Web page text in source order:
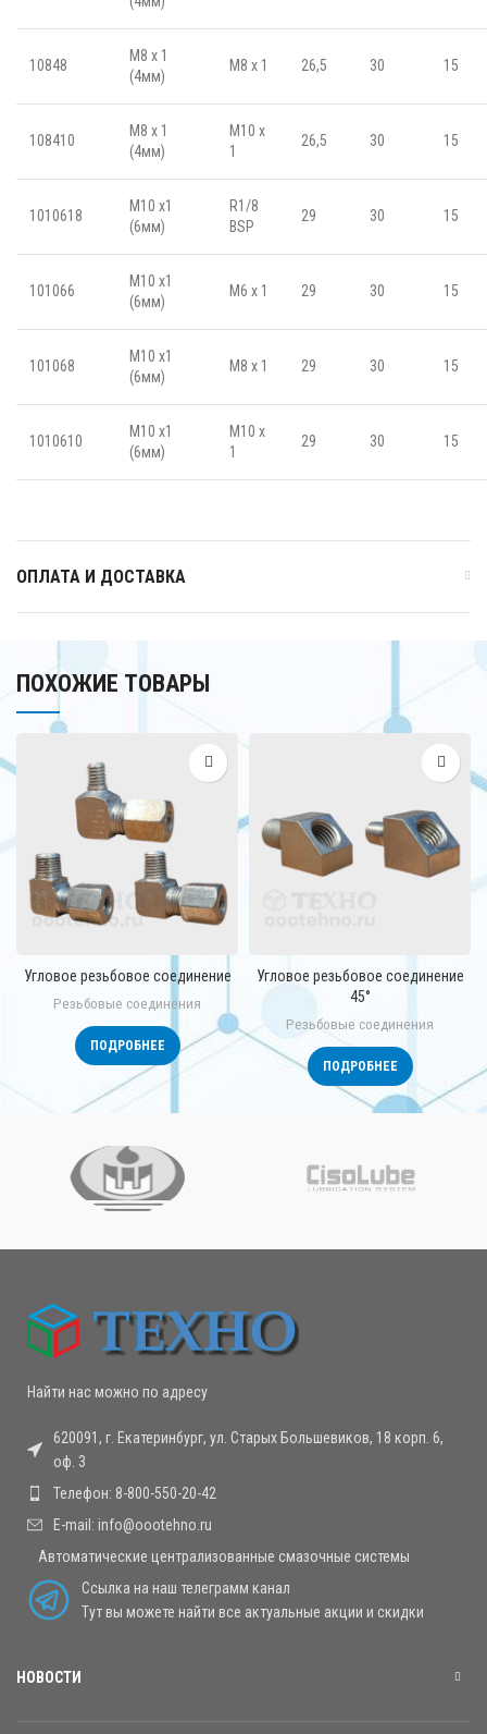
10848
M8 x 1
(4мм)
M8 x 1 26,5 30 15
108410
M8 x 1
(4мм)
M10 x
1
26,5 30 15
1010618
M10 x1
(6мм)
R1/8
BSP
29 30 15
101066
M10 x1
(6мм)
M6 x 1 29 30 15
101068
M10 x1
(6мм)
M8 x 1 29 30 15
1010610
M10 x1
(6мм)
M10 x
1
29 30 15
ОПЛАТА И ДОСТАВКА
ПОХОЖИЕ ТОВАРЫ
Угловое резьбовое соединение
Резьбовые соединения
ПОДРОБНЕЕ
Угловое резьбовое соединение
45°
Резьбовые соединения
ПОДРОБНЕЕ
Найти нас можно по адресу
620091, г. Екатеринбург, ул. Старых Большевиков, 18 корп. 6,
оф. 3
Телефон: 8-800-550-20-42
E-mail: info@oootehno.ru
Автоматические централизованные смазочные системы
Ссылка на наш телеграмм канал
Тут вы можете найти все актуальные акции и скидки
НОВОСТИ